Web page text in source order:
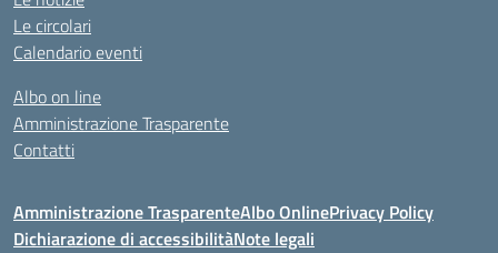
Le circolari
Calendario eventi
Albo on line
Amministrazione Trasparente
Contatti
Amministrazione TrasparenteAlbo OnlinePrivacy Policy
Dichiarazione di accessibilitàNote legali